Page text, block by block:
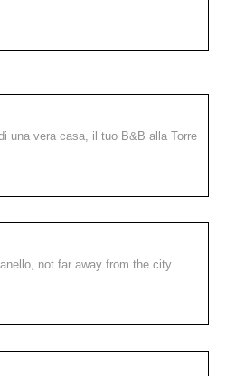
una vera casa, il tuo B&B alla Torre
not far away from the city